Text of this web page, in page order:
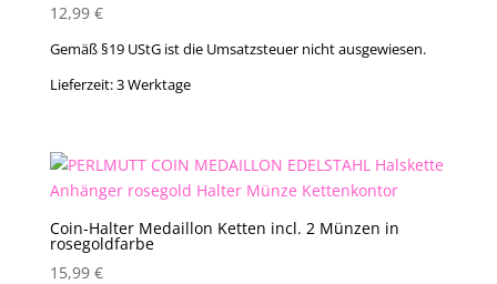
12,99 €
Gemäß §19 UStG ist die Umsatzsteuer nicht ausgewiesen.
Lieferzeit:3 Werktage
Coin-Halter Medaillon Ketten incl. 2 Münzen in
rosegoldfarbe
15,99 €